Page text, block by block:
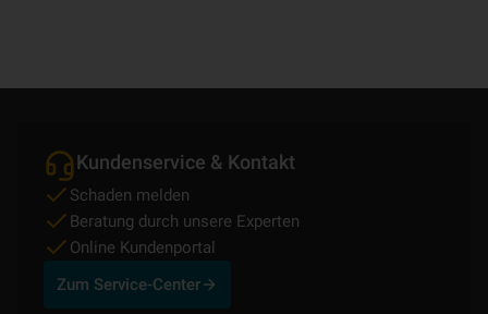
Kundenservice & Kontakt
Schaden melden
Beratung durch unsere Experten
Online Kundenportal
Zum Service-Center